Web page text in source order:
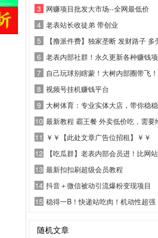
3 网赚项目批发大市场--全网最低价
4 老表站长收徒弟 带创业
5
【撸派件费】独家垄断 发财路子 多
6 老表内部社群！永久更新各种赚钱项
7 自己玩球别瞎蒙！大树内部圈带飞！
8 视频号挂机赚钱平台
9 大树体育：专业实体大店，带你稳稳
10 最新教程 霸王餐 外卖低价吃，需要给
11 ￥￥【此处文章广告位招租】￥￥
12
【吃瓜群】老表内部会员进！比网站更新
13 最新扣扣刷超级会员教程
14 抖音＋微信被动引流爆粉变现项目
15 稳得一B！快递站吃肉！机动性超强
随机文章